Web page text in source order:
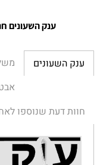
ענק השעונים
ענק השעונים
חוות דעת שנוספו